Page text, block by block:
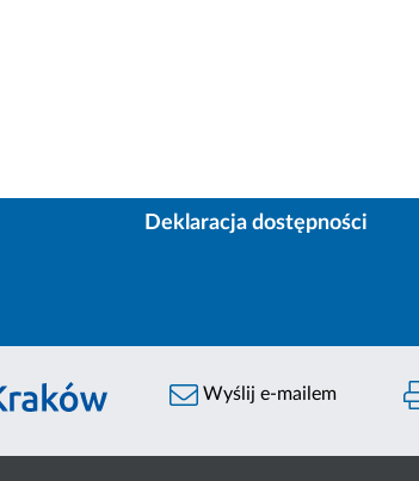
Deklaracja dostępności
Wyślij e-mailem